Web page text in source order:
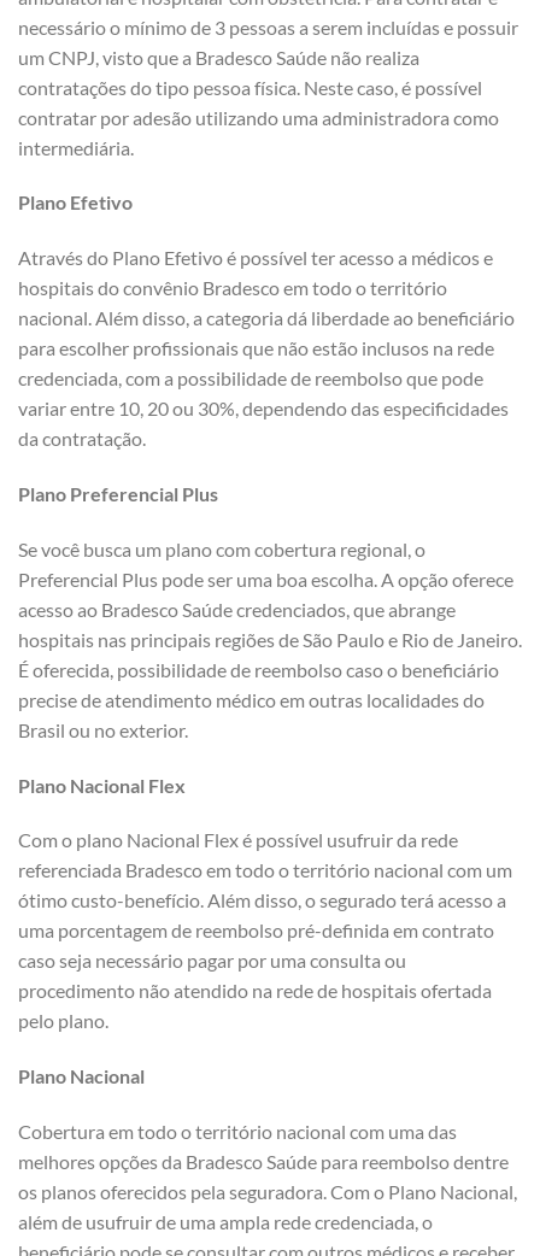
necessário o mínimo de 3 pessoas a serem incluídas e possuir
um CNPJ, visto que a Bradesco Saúde não realiza
contratações do tipo pessoa física. Neste caso, é possível
contratar por adesão utilizando uma administradora como
intermediária.
Plano Efetivo
Através do Plano Efetivo é possível ter acesso a médicos e
hospitais do convênio Bradesco em todo o território
nacional. Além disso, a categoria dá liberdade ao beneficiário
para escolher profissionais que não estão inclusos na rede
credenciada, com a possibilidade de reembolso que pode
variar entre 10, 20 ou 30%, dependendo das especificidades
da contratação.
Plano Preferencial Plus
Se você busca um plano com cobertura regional, o
Preferencial Plus pode ser uma boa escolha. A opção oferece
acesso ao Bradesco Saúde credenciados, que abrange
hospitais nas principais regiões de São Paulo e Rio de Janeiro.
É oferecida, possibilidade de reembolso caso o beneficiário
precise de atendimento médico em outras localidades do
Brasil ou no exterior.
Plano Nacional Flex
Com o plano Nacional Flex é possível usufruir da rede
referenciada Bradesco em todo o território nacional com um
ótimo custo-benefício. Além disso, o segurado terá acesso a
uma porcentagem de reembolso pré-definida em contrato
caso seja necessário pagar por uma consulta ou
procedimento não atendido na rede de hospitais ofertada
pelo plano.
Plano Nacional
Cobertura em todo o território nacional com uma das
melhores opções da Bradesco Saúde para reembolso dentre
os planos oferecidos pela seguradora. Com o Plano Nacional,
além de usufruir de uma ampla rede credenciada, o